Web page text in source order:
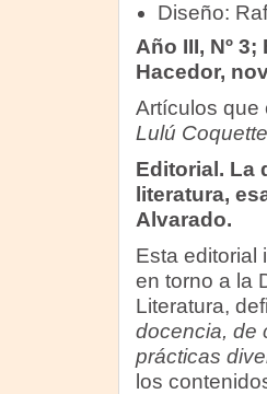
Diseño:
Año III, Nº
Hacedor,
Artículos que
Lulú Coquette
Editorial. La
literatura,
Alvarado.
Esta editorial
en torno a la
Literatura,
docencia, de
prácticas
los